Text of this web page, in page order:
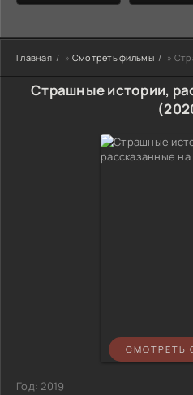
Главная » Смотреть фильмы »
Страшные истории,
СМОТРЕТЬ
Год:2019